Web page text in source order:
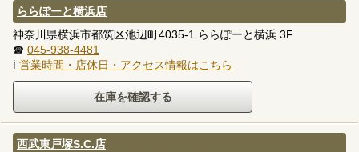
ららぽーと横浜店
神奈川県横浜市都筑区池辺町4035-1 ららぽーと横浜 3F
☎ 045-938-4481
ℹ 営業時間・店休日・アクセス情報はこちら
西武東戸塚S.C.店